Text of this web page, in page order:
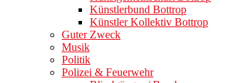
Künstlerbund Bottrop
Künstler Kollektiv Bottrop
Guter Zweck
Musik
Politik
Polizei & Feuerwehr